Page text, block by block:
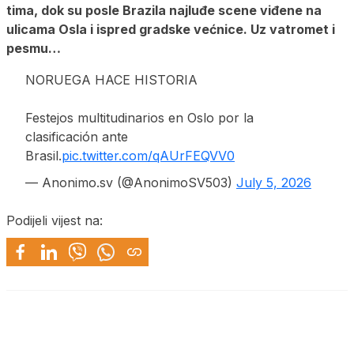
tima, dok su posle Brazila najluđe scene viđene na
ulicama Osla i ispred gradske većnice. Uz vatromet i
pesmu…
NORUEGA HACE HISTORIA
Festejos multitudinarios en Oslo por la
clasificación ante
Brasil.pic.twitter.com/qAUrFEQVV0
— Anonimo.sv (@AnonimoSV503) July 5, 2026
Podijeli vijest na: